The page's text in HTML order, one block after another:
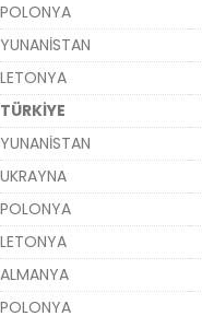
POLONYA
YUNANİSTAN
LETONYA
TÜRKİYE
YUNANİSTAN
UKRAYNA
POLONYA
LETONYA
ALMANYA
POLONYA